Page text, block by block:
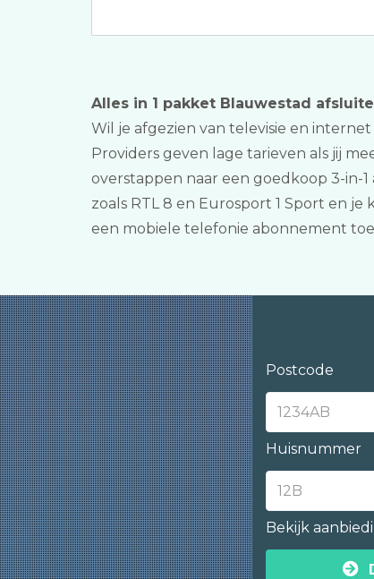
Alles in 1 pakket Blauwestad
Wil je afgezien van televisie en
Providers geven lage tarieven als jij
overstappen naar een goedkoop 3-in-
zoals RTL 8 en Eurosport 1 Sport en
een mobiele telefonie abonnement
Postcode
Huisnummer
Bekijk